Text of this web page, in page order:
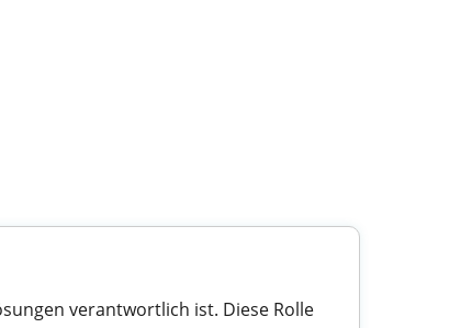
verantwortlich ist. Diese Rolle